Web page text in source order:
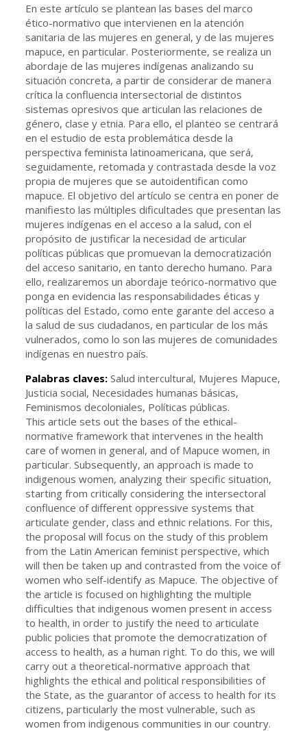
En este artículo se plantean las bases del marco
ético-normativo que intervienen en la atención
sanitaria de las mujeres en general, y de las mujeres
mapuce, en particular. Posteriormente, se realiza un
abordaje de las mujeres indígenas analizando su
situación concreta, a partir de considerar de manera
crítica la confluencia intersectorial de distintos
sistemas opresivos que articulan las relaciones de
género, clase y etnia. Para ello, el planteo se centrará
en el estudio de esta problemática desde la
perspectiva feminista latinoamericana, que será,
seguidamente, retomada y contrastada desde la voz
propia de mujeres que se autoidentifican como
mapuce. El objetivo del artículo se centra en poner de
manifiesto las múltiples dificultades que presentan las
mujeres indígenas en el acceso a la salud, con el
propósito de justificar la necesidad de articular
políticas públicas que promuevan la democratización
del acceso sanitario, en tanto derecho humano. Para
ello, realizaremos un abordaje teórico-normativo que
ponga en evidencia las responsabilidades éticas y
políticas del Estado, como ente garante del acceso a
la salud de sus ciudadanos, en particular de los más
vulnerados, como lo son las mujeres de comunidades
indígenas en nuestro país.
Palabras claves: Salud intercultural, Mujeres Mapuce,
Justicia social, Necesidades humanas básicas,
Feminismos decoloniales, Políticas públicas.
This article sets out the bases of the ethical-
normative framework that intervenes in the health
care of women in general, and of Mapuce women, in
particular. Subsequently, an approach is made to
indigenous women, analyzing their specific situation,
starting from critically considering the intersectoral
confluence of different oppressive systems that
articulate gender, class and ethnic relations. For this,
the proposal will focus on the study of this problem
from the Latin American feminist perspective, which
will then be taken up and contrasted from the voice of
women who self-identify as Mapuce. The objective of
the article is focused on highlighting the multiple
difficulties that indigenous women present in access
to health, in order to justify the need to articulate
public policies that promote the democratization of
access to health, as a human right. To do this, we will
carry out a theoretical-normative approach that
highlights the ethical and political responsibilities of
the State, as the guarantor of access to health for its
citizens, particularly the most vulnerable, such as
women from indigenous communities in our country.